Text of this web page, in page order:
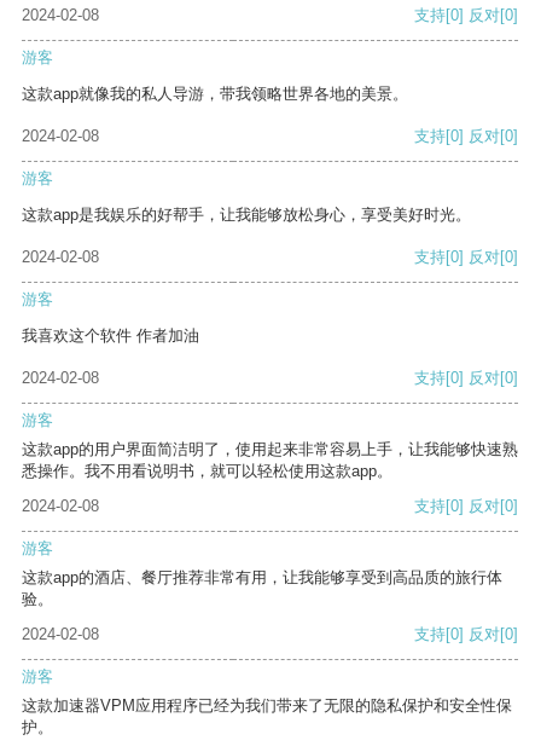
2024-02-08 支持[0] 反对[0]
游客
这款app就像我的私人导游，带我领略世界各地的美景。
2024-02-08 支持[0] 反对[0]
游客
这款app是我娱乐的好帮手，让我能够放松身心，享受美好时光。
2024-02-08 支持[0] 反对[0]
游客
我喜欢这个软件 作者加油
2024-02-08 支持[0] 反对[0]
游客
这款app的用户界面简洁明了，使用起来非常容易上手，让我能够快速熟
悉操作。我不用看说明书，就可以轻松使用这款app。
2024-02-08
支持[0] 反对[0]
游客
这款app的酒店、餐厅推荐非常有用，让我能够享受到高品质的旅行体
验。
2024-02-08
支持[0] 反对[0]
游客
这款加速器VPM应用程序已经为我们带来了无限的隐私保护和安全性保
护。